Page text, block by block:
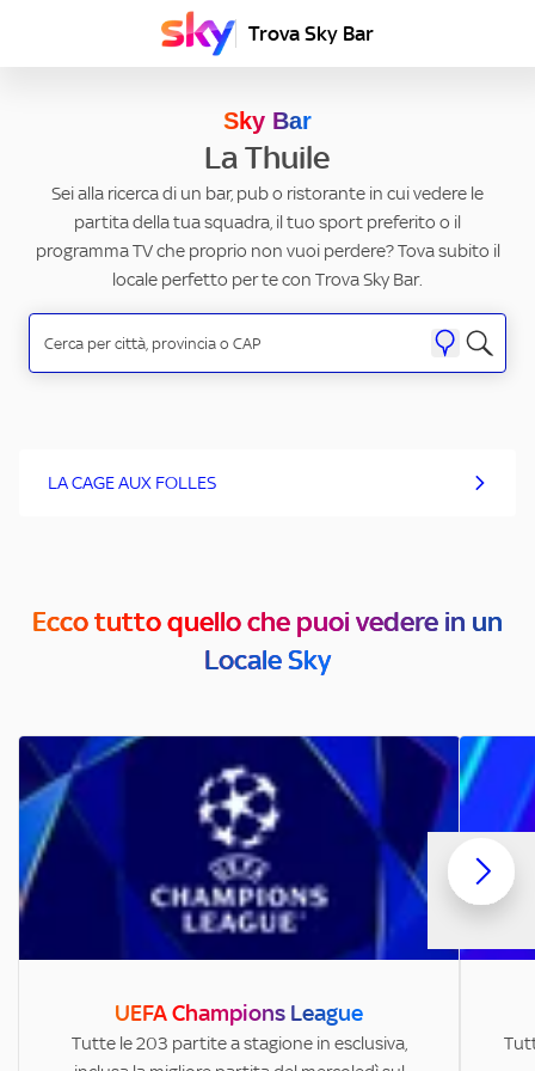
Trova Sky Bar
Sky Bar
La Thuile
Sei alla ricerca di un bar, pub o ristorante in cui vedere le
partita della tua squadra, il tuo sport preferito o il
programma TV che proprio non vuoi perdere? Tova subito il
locale perfetto per te con Trova Sky Bar.
LA CAGE AUX FOLLES
Ecco tutto quello che puoi vedere in un
Locale Sky
UEFA Champions League
Tutte le 203 partite a stagione in esclusiva,